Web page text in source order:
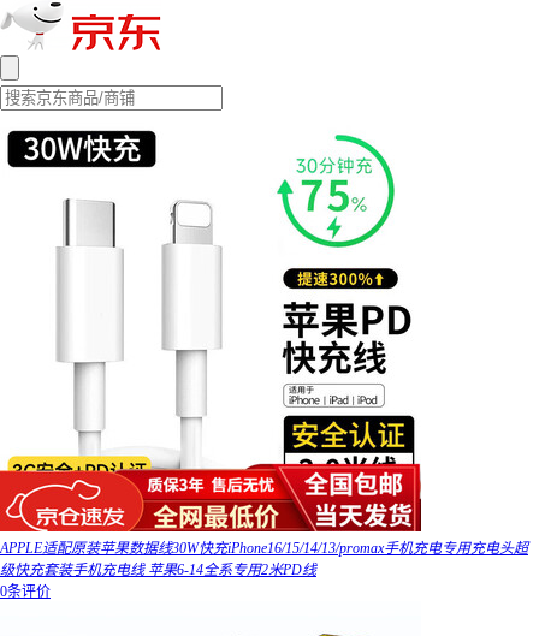
APPLE适配原装苹果数据线30W快充iPhone16/15/14/13/promax手机充电专用充电头超
级快充套装手机充电线 苹果6-14全系专用2米PD线
0条评价